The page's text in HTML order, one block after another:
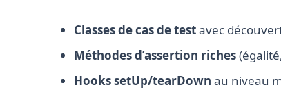
Classes de cas de testavec
Méthodes d’assertion riches
Hooks setUp/tearDown au niveau